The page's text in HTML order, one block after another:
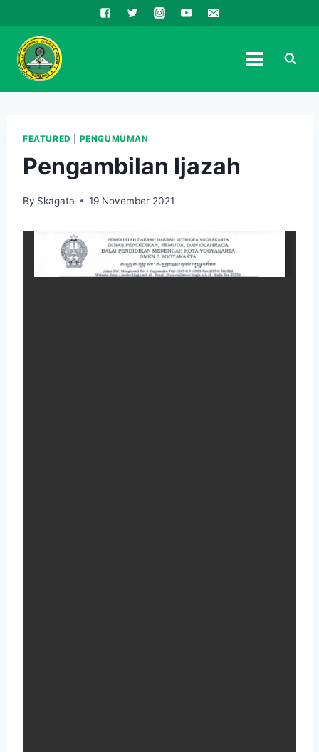
to
content
FEATURED PENGUMUMAN
Pengambilan Ijazah
By Skagata 19 November 2021